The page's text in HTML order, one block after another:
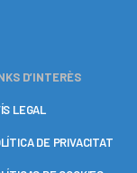
D’INTERÈS
LEGAL
DE PRIVACITAT